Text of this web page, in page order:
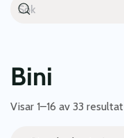
Bini
Visar 1–16 av 33 resultat